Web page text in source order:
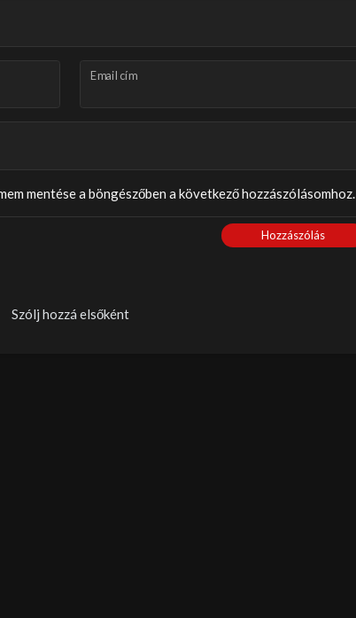
Email cím
mentése a böngészőben a következő hozzászólásomhoz.
Hozzászólás
Szólj hozzá elsőként